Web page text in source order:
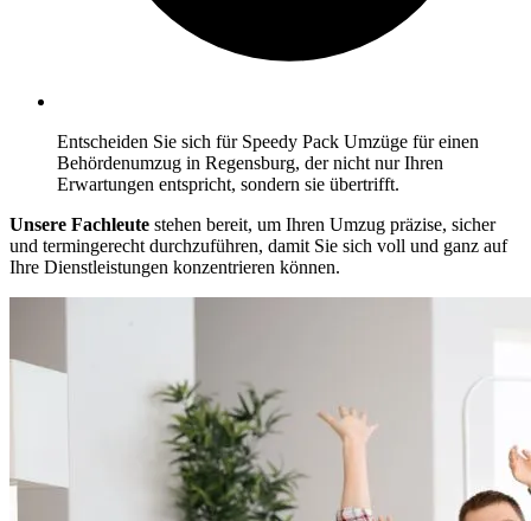
Entscheiden Sie sich für Speedy Pack Umzüge für einen
Behördenumzug in Regensburg, der nicht nur Ihren
Erwartungen entspricht, sondern sie übertrifft.
Unsere Fachleute stehen bereit, um Ihren Umzug präzise, sicher
und termingerecht durchzuführen, damit Sie sich voll und ganz auf
Ihre Dienstleistungen konzentrieren können.